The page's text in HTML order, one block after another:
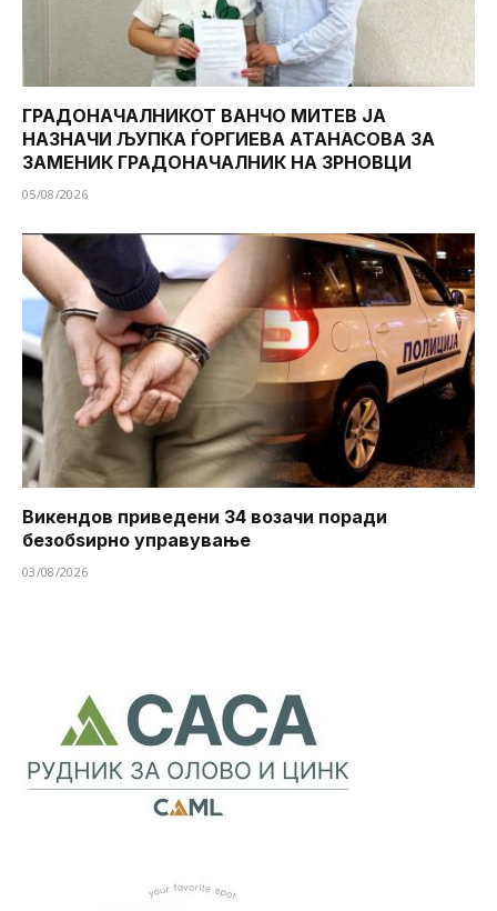
ГРАДОНАЧАЛНИКОТ ВАНЧО МИТЕВ ЈА
НАЗНАЧИ ЉУПКА ЃОРГИЕВА АТАНАСОВА ЗА
ЗАМЕНИК ГРАДОНАЧАЛНИК НА ЗРНОВЦИ
05/08/2026
Викендов приведени 34 возачи поради
безобѕирно управување
03/08/2026